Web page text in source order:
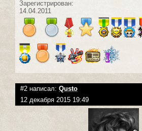
Зарегистрирован:
14.04.2011
#2 написал: Qusto
12 декабря 2015 19:49